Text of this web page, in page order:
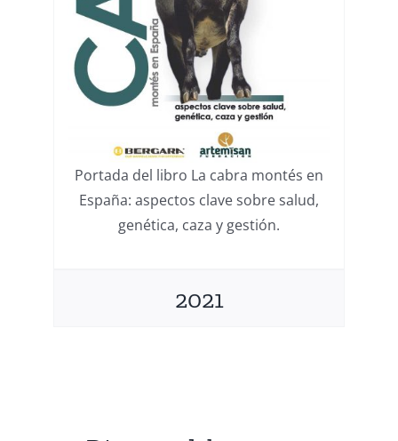
Portada del libro La cabra montés en
España: aspectos clave sobre salud,
genética, caza y gestión.
2021